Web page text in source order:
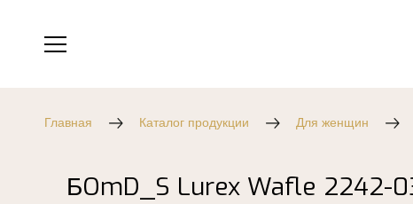
Главная Каталог продукции Для женщин
БOmD_S Lurex Wafle 2242-